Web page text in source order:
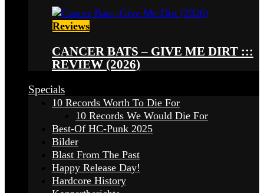
Reviews
CANCER BATS – GIVE ME DIRT :::
REVIEW (2026)
Specials
10 Records Worth To Die For
10 Records We Would Die For
Best-Of HC-Punk 2025
Bilder
Blast From The Past
Happy Release Day!
Hardcore History